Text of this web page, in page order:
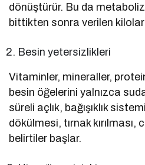
dönüştürür. Bu da
bittikten sonra verilen kilolar
Besin yetersizlikleri
Vitaminler, mineraller,
besin öğelerini yalnızca
süreli açlık, bağışıklık
dökülmesi, tırnak kırılması,
belirtiler başlar.